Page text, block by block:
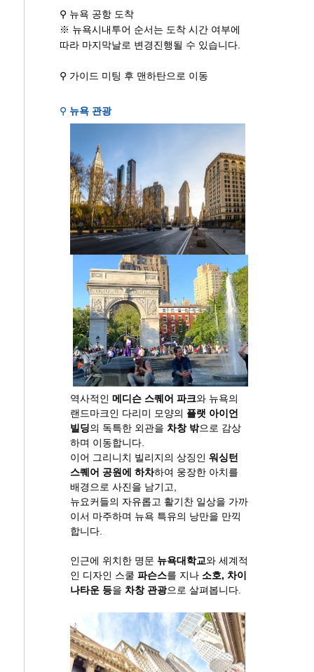
⚲ 뉴욕 공항 도착
※ 뉴욕시내투어 순서는 도착 시간 여부에
따라 마지막날로 변경진행될 수 있습니다.
⚲ 가이드 미팅 후 맨하탄으로 이동
⚲ 뉴욕 관광
역사적인 메디슨 스퀘어 파크와 뉴욕의
랜드마크인 다리미 모양의 플랫 아이언
빌딩의 독특한 외관을 차창 밖으로 감상
하며 이동합니다.
이어 그리니치 빌리지의 상징인 워싱턴
스퀘어 공원에 하차하여 웅장한 아치를
배경으로 사진을 남기고,
뉴요커들의 자유롭고 활기찬 일상을 가까
이서 마주하며 뉴욕 특유의 낭만을 만끽
합니다.
인근에 위치한 명문 뉴욕대학교와 세계적
인 디자인 스쿨 파슨스를 지나 소호, 차이
나타운 등을 차창 관광으로 살펴봅니다.